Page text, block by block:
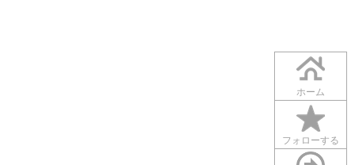
ホーム
フォローする